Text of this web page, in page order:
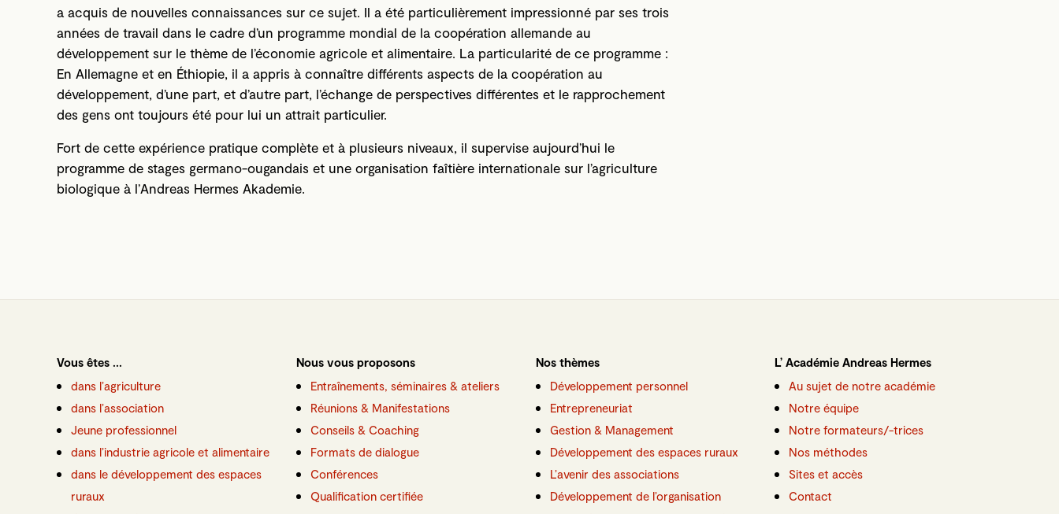
a acquis de nouvelles connaissances sur ce sujet. Il a été particulièrement impressionné par ses trois
années de travail dans le cadre d’un programme mondial de la coopération allemande au
développement sur le thème de l’économie agricole et alimentaire. La particularité de ce programme :
En Allemagne et en Éthiopie, il a appris à connaître différents aspects de la coopération au
développement, d’une part, et d’autre part, l’échange de perspectives différentes et le rapprochement
des gens ont toujours été pour lui un attrait particulier.
Fort de cette expérience pratique complète et à plusieurs niveaux, il supervise aujourd’hui le
programme de stages germano-ougandais et une organisation faîtière internationale sur l’agriculture
biologique à l’Andreas Hermes Akademie.
Vous êtes ...
dans l’agriculture
dans l’association
Jeune professionnel
dans l’industrie agricole et alimentaire
dans le développement des espaces
ruraux
Nous vous proposons
Entraînements, séminaires & ateliers
Réunions & Manifestations
Conseils & Coaching
Formats de dialogue
Conférences
Qualification certifiée
Nos thèmes
Développement personnel
Entrepreneuriat
Gestion & Management
Développement des espaces ruraux
L’avenir des associations
Développement de l’organisation
L’ Académie Andreas Hermes
Au sujet de notre académie
Notre équipe
Notre formateurs/-trices
Nos méthodes
Sites et accès
Contact